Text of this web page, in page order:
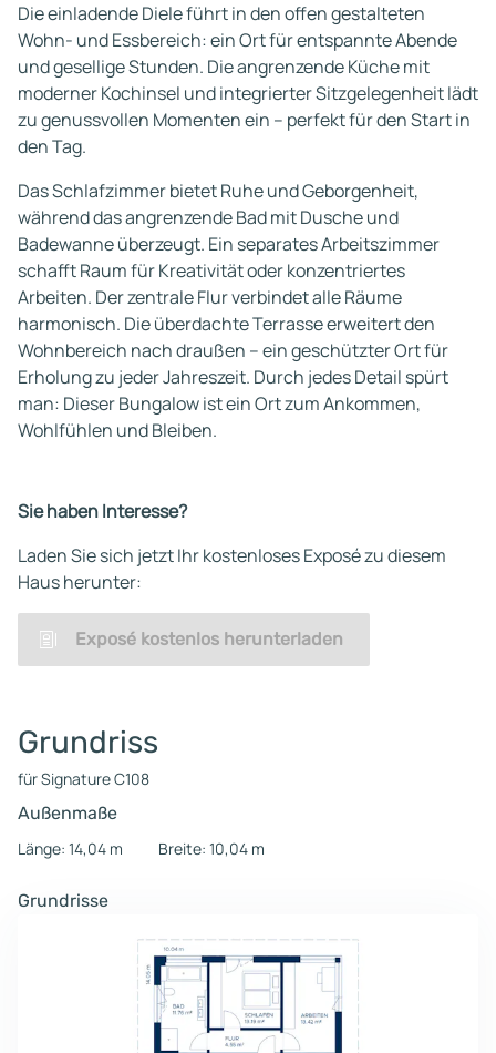
Die einladende Diele führt in den offen gestalteten
Wohn- und Essbereich: ein Ort für entspannte Abende
und gesellige Stunden. Die angrenzende Küche mit
moderner Kochinsel und integrierter Sitzgelegenheit lädt
zu genussvollen Momenten ein – perfekt für den Start in
den Tag.
Das Schlafzimmer bietet Ruhe und Geborgenheit,
während das angrenzende Bad mit Dusche und
Badewanne überzeugt. Ein separates Arbeitszimmer
schafft Raum für Kreativität oder konzentriertes
Arbeiten. Der zentrale Flur verbindet alle Räume
harmonisch. Die überdachte Terrasse erweitert den
Wohnbereich nach draußen – ein geschützter Ort für
Erholung zu jeder Jahreszeit. Durch jedes Detail spürt
man: Dieser Bungalow ist ein Ort zum Ankommen,
Wohlfühlen und Bleiben.
Sie haben Interesse?
Laden Sie sich jetzt Ihr kostenloses Exposé zu diesem
Haus herunter:
Exposé kostenlos herunterladen
Grundriss
für Signature C108
Außenmaße
Länge: 14,04 m
Breite: 10,04 m
Grundrisse